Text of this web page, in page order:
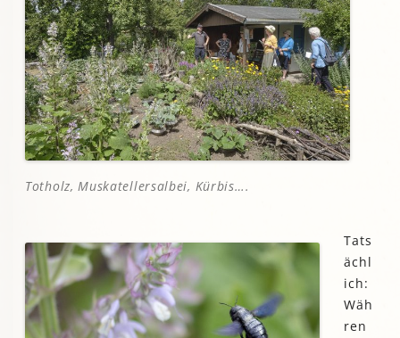
Totholz, Muskatellersalbei, Kürbis….
Tats
ächl
ich:
Wäh
ren